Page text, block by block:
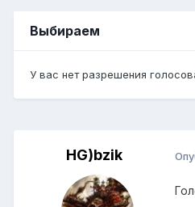
Выбираем
У вас нет разрешения
HG)bzik